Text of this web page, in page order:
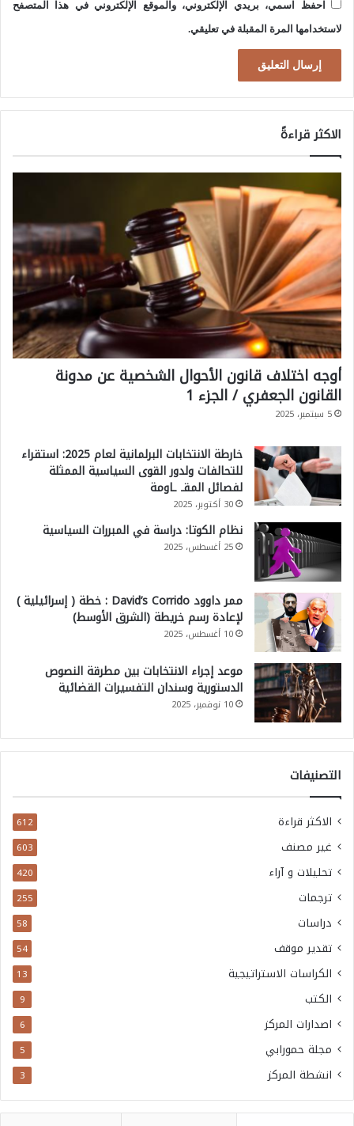
احفظ اسمي، بريدي الإلكتروني، والموقع الإلكتروني في هذا المتصفح
لاستخدامها المرة المقبلة في تعليقي.
الاكثر قراءةً
أوجه اختلاف قانون الأحوال الشخصية عن مدونة
القانون الجعفري / الجزء 1
5 سبتمبر، 2025
خارطة الانتخابات البرلمانية لعام 2025: استقراء
للتحالفات ولدور القوى السياسية الممثلة
لفصائل المقـ ـاومة
30 أكتوبر، 2025
نظام الكوتا: دراسة في المبررات السياسية
25 أغسطس، 2025
ممر داوود David’s Corrido : خطة ( إسرائيلية )
لإعادة رسم خريطة (الشرق الأوسط)
10 أغسطس، 2025
موعد إجراء الانتخابات بين مطرقة النصوص
الدستورية وسندان التفسيرات القضائية
10 نوفمبر، 2025
التصنيفات
الاكثر قراءة 612
غير مصنف 603
تحليلات و آراء 420
ترجمات 255
دراسات 58
تقدير موقف 54
الكراسات الاستراتيجية 13
الكتب 9
اصدارات المركز 6
مجلة حمورابي 5
انشطة المركز 3